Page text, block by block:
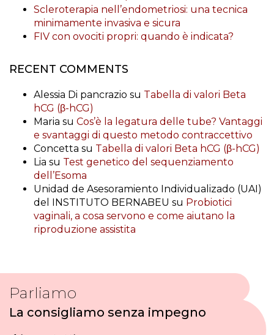
Scleroterapia nell’endometriosi: una tecnica
minimamente invasiva e sicura
FIV con ovociti propri: quando è indicata?
RECENT COMMENTS
Alessia Di pancrazio su Tabella di valori Beta
hCG (β-hCG)
Maria su Cos’è la legatura delle tube? Vantaggi
e svantaggi di questo metodo contraccettivo
Concetta su Tabella di valori Beta hCG (β-hCG)
Lia su Test genetico del sequenziamento
dell’Esoma
Unidad de Asesoramiento Individualizado (UAI)
del INSTITUTO BERNABEU su Probiotici
vaginali, a cosa servono e come aiutano la
riproduzione assistita
Parliamo
La consigliamo senza impegno